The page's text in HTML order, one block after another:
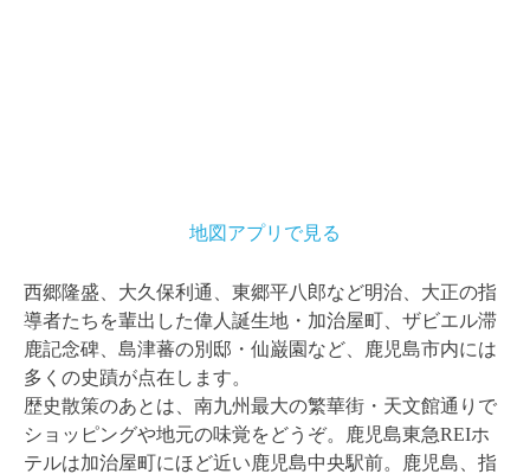
地図アプリで見る
西郷隆盛、大久保利通、東郷平八郎など明治、大正の指
導者たちを輩出した偉人誕生地・加治屋町、ザビエル滞
鹿記念碑、島津蕃の別邸・仙巌園など、鹿児島市内には
多くの史蹟が点在します。
歴史散策のあとは、南九州最大の繁華街・天文館通りで
ショッピングや地元の味覚をどうぞ。鹿児島東急REIホ
テルは加治屋町にほど近い鹿児島中央駅前。鹿児島、指